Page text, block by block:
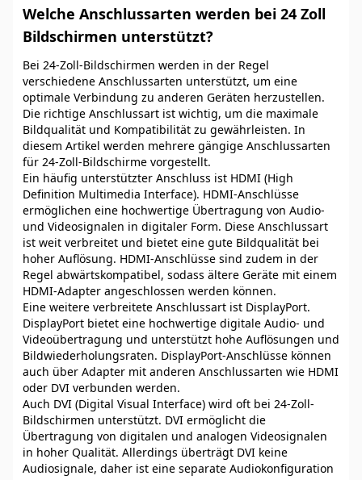
Welche Anschlussarten werden bei 24 Zoll
Bildschirmen unterstützt?
Bei 24-Zoll-Bildschirmen werden in der Regel
verschiedene Anschlussarten unterstützt, um eine
optimale Verbindung zu anderen Geräten herzustellen.
Die richtige Anschlussart ist wichtig, um die maximale
Bildqualität und Kompatibilität zu gewährleisten. In
diesem Artikel werden mehrere gängige Anschlussarten
für 24-Zoll-Bildschirme vorgestellt.
Ein häufig unterstützter Anschluss ist HDMI (High
Definition Multimedia Interface). HDMI-Anschlüsse
ermöglichen eine hochwertige Übertragung von Audio-
und Videosignalen in digitaler Form. Diese Anschlussart
ist weit verbreitet und bietet eine gute Bildqualität bei
hoher Auflösung. HDMI-Anschlüsse sind zudem in der
Regel abwärtskompatibel, sodass ältere Geräte mit einem
HDMI-Adapter angeschlossen werden können.
Eine weitere verbreitete Anschlussart ist DisplayPort.
DisplayPort bietet eine hochwertige digitale Audio- und
Videoübertragung und unterstützt hohe Auflösungen und
Bildwiederholungsraten. DisplayPort-Anschlüsse können
auch über Adapter mit anderen Anschlussarten wie HDMI
oder DVI verbunden werden.
Auch DVI (Digital Visual Interface) wird oft bei 24-Zoll-
Bildschirmen unterstützt. DVI ermöglicht die
Übertragung von digitalen und analogen Videosignalen
in hoher Qualität. Allerdings überträgt DVI keine
Audiosignale, daher ist eine separate Audiokonfiguration